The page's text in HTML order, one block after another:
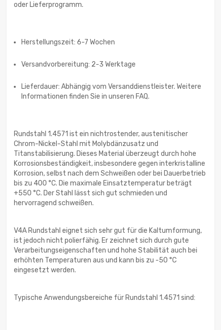
oder Lieferprogramm.
Herstellungszeit: 6-7 Wochen
Versandvorbereitung: 2-3 Werktage
Lieferdauer: Abhängig vom Versanddienstleister. Weitere
Informationen finden Sie in unseren FAQ.
Rundstahl 1.4571 ist ein nichtrostender, austenitischer
Chrom-Nickel-Stahl mit Molybdänzusatz und
Titanstabilisierung. Dieses Material überzeugt durch hohe
Korrosionsbeständigkeit, insbesondere gegen interkristalline
Korrosion, selbst nach dem Schweißen oder bei Dauerbetrieb
bis zu 400 °C. Die maximale Einsatztemperatur beträgt
+550 °C. Der Stahl lässt sich gut schmieden und
hervorragend schweißen.
V4A Rundstahl eignet sich sehr gut für die Kaltumformung,
ist jedoch nicht polierfähig. Er zeichnet sich durch gute
Verarbeitungseigenschaften und hohe Stabilität auch bei
erhöhten Temperaturen aus und kann bis zu -50 °C
eingesetzt werden.
Typische Anwendungsbereiche für Rundstahl 1.4571 sind: